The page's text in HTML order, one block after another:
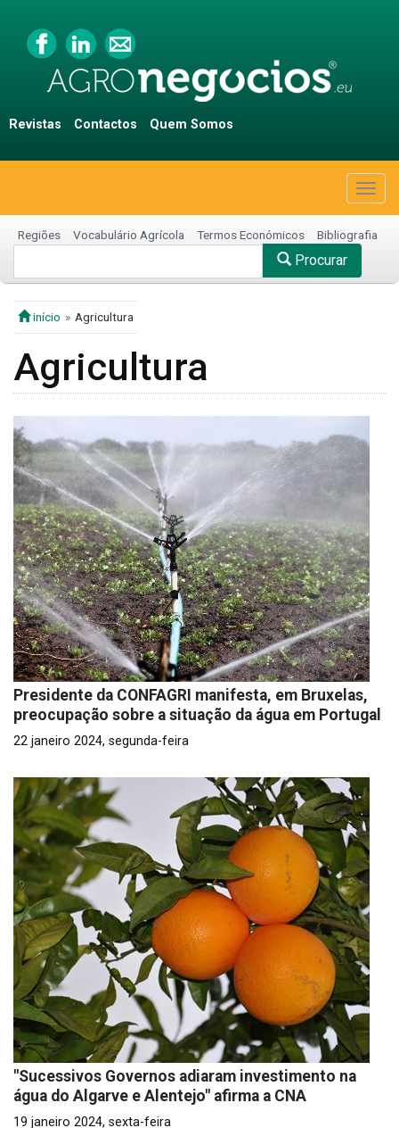
Revistas Contactos Quem Somos
Regiões Vocabulário Agrícola Termos Económicos Bibliografia
Procurar
início Agricultura
Agricultura
Presidente da CONFAGRI manifesta, em Bruxelas,
preocupação sobre a situação da água em Portugal
22 janeiro 2024, segunda-feira
"Sucessivos Governos adiaram investimento na
água do Algarve e Alentejo" afirma a CNA
19 janeiro 2024, sexta-feira